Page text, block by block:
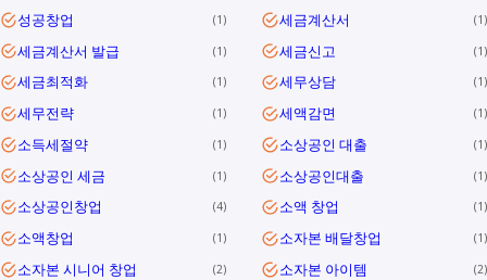
성공창업 1 세금계산서 1
세금계산서 발급 1 세금신고 1
세금최적화 1 세무상담 1
세무전략 1 세액감면 1
소득세절약 1 소상공인 대출 1
소상공인 세금 1 소상공인대출 1
소상공인창업 4 소액 창업 1
소액창업 1 소자본 배달창업 1
소자본 시니어 창업 2 소자본 아이템 2